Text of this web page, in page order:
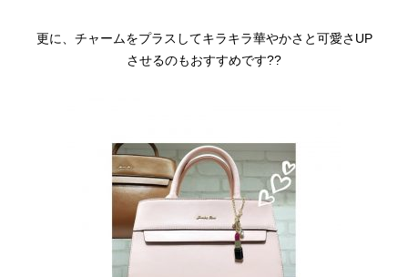
更に、チャームをプラスしてキラキラ華やかさと可愛さUP
させるのもおすすめです??